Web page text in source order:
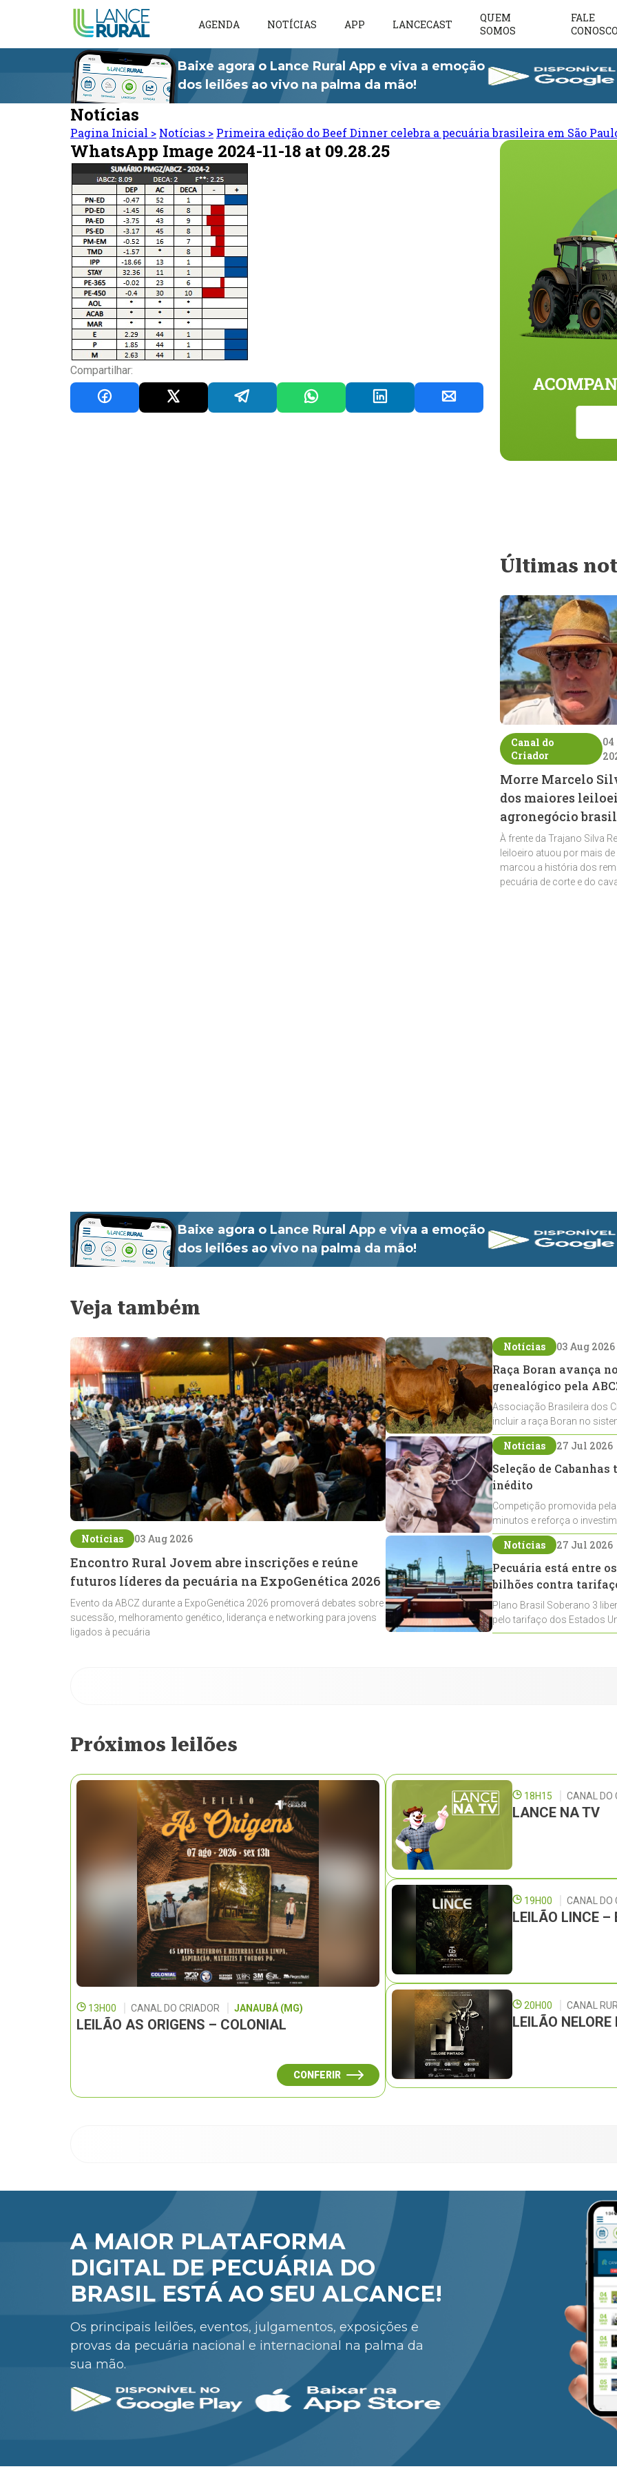
AGENDA NOTÍCIAS APP LANCECAST
QUEM
SOMOS
FALE
CONOSCO
Baixe agora o Lance Rural App e viva a emoção
dos leilões ao vivo na palma da mão!
Notícias
Pagina Inicial > Notícias > Primeira edição do Beef Dinner celebra a pecuária brasileira em São
WhatsApp Image 2024-11-18 at 09.28.25
Compartilhar:
Últimas
Canal do
Criador
04
Morre Marcelo
dos maiores
agronegócio
À frente da Trajano Silva
leiloeiro atuou por mais
marcou a história dos
pecuária de corte e do
Baixe agora o Lance Rural App e viva a emoção
dos leilões ao vivo na palma da mão!
Veja também
Notícias 03 Aug 2026
Encontro Rural Jovem abre inscrições e reúne
futuros líderes da pecuária na ExpoGenética 2026
Evento da ABCZ durante a ExpoGenética 2026 promoverá debates sobre
sucessão, melhoramento genético, liderança e networking para jovens
ligados à pecuária
Notícias 03 Aug 2026
Raça Boran avança
genealógico pela
Associação Brasileira dos
incluir a raça Boran no
expansão na pecuária
Notícias 27 Jul 2026
Seleção de
inédito
Competição promovida
minutos e reforça o
Crioulos voltados ao laço
Notícias 27 Jul 2026
Pecuária está entre
bilhões contra
Plano Brasil Soberano 3
pelo tarifaço dos Estados
contemplados
Próximos leilões
13H00 CANAL DO CRIADOR JANAUBÁ (MG)
LEILÃO AS ORIGENS – COLONIAL
CONFERIR
18H15 CANAL DO
LANCE NA TV
19H00 CANAL DO
LEILÃO LINCE –
20H00 CANAL
LEILÃO
A MAIOR PLATAFORMA
DIGITAL DE PECUÁRIA DO
BRASIL ESTÁ AO SEU ALCANCE!
Os principais leilões, eventos, julgamentos, exposições e
provas da pecuária nacional e internacional na palma da
sua mão.